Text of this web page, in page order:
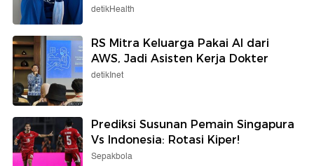
detikHealth
RS Mitra Keluarga Pakai AI dari
AWS, Jadi Asisten Kerja Dokter
detikInet
Prediksi Susunan Pemain Singapura
Vs Indonesia: Rotasi Kiper!
Sepakbola